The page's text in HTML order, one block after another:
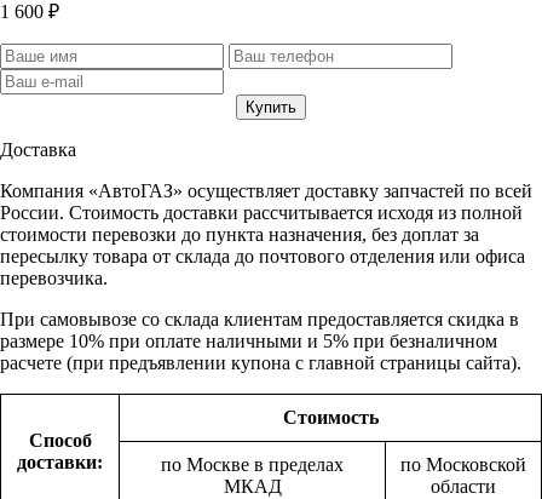
1 600 ₽
Доставка
Компания «АвтоГАЗ» осуществляет доставку запчастей по всей
России. Стоимость доставки рассчитывается исходя из полной
стоимости перевозки до пункта назначения, без доплат за
пересылку товара от склада до почтового отделения или офиса
перевозчика.
При самовывозе со склада клиентам предоставляется скидка в
размере 10% при оплате наличными и 5% при безналичном
расчете (при предъявлении купона с главной страницы сайта).
Способ
доставки:
Стоимость
по Москве в пределах
МКАД
по Московской
области